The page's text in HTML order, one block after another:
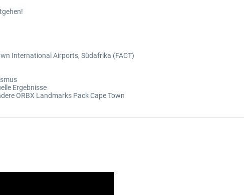
International Airports, Südafrika (FACT)
Ergebnisse
ORBX Landmarks Pack Cape Town